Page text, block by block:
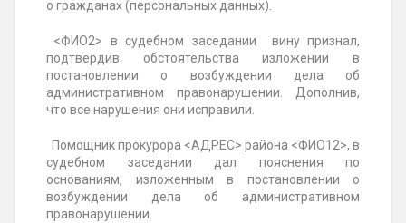
о гражданах (персональных данных).
<ФИО2> в судебном заседании вину признал,
подтвердив обстоятельства изложении в
постановлении о возбуждении дела об
административном правонарушении. Дополнив,
что все нарушения они исправили.
Помощник прокурора <АДРЕС> района <ФИО12>, в
судебном заседании дал пояснения по
основаниям, изложенным в постановлении о
возбуждении дела об административном
правонарушении.